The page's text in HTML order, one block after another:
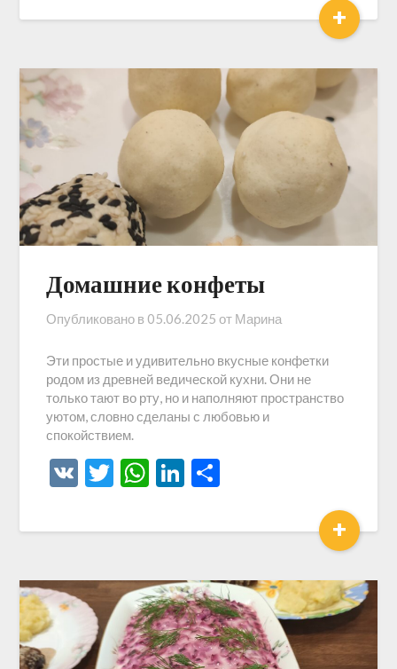
+
Домашние конфеты
Опубликовано в 05.06.2025 от Марина
Эти простые и удивительно вкусные конфетки
родом из древней ведической кухни. Они не
только тают во рту, но и наполняют пространство
уютом, словно сделаны с любовью и
спокойствием.
VK Twitter
WhatsApp
LinkedIn
+